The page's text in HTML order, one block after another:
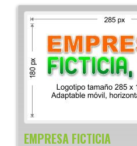
EMPRESA FICTICIA